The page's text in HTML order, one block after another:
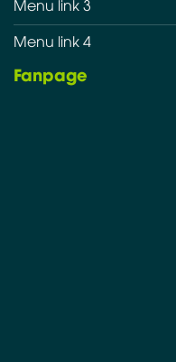
Menu link 3
Menu link 4
Fanpage